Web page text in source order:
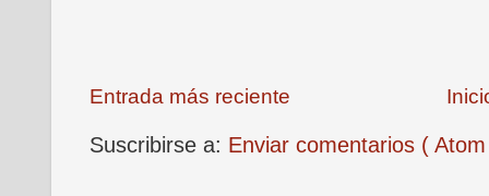
Entrada más reciente
Suscribirse a: Enviar comentarios (